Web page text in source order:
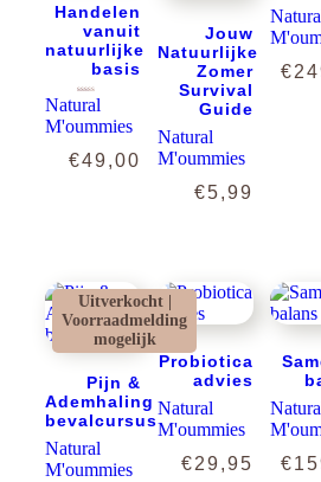
Handelen
vanuit
natuurlijke
basis
Gewaardeerd
5.00
uit 5
Natural
M'oummies
€49,00
Jouw
Natuurlijke
Zomer
Survival
Guide
Natural
M'oummies
€5,99
€
Uitverkocht |
Voorraadmelding
mogelijk
Pijn &
Ademhaling
bevalcursus
Natural
M'oummies
Probiotica
advies
Natural
M'oummies
€29,95
€